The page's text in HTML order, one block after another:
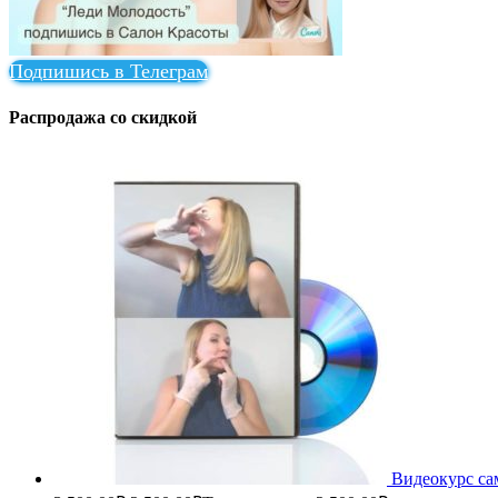
Подпишись в Телеграм
Распродажа со скидкой
Видеокурс